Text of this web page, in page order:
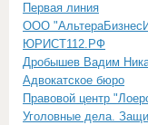
Первая линия
ООО
ЮРИСТ112.РФ
Дробышев Вадим
Адвокатское бюро
Правовой центр
Уголовные дела.